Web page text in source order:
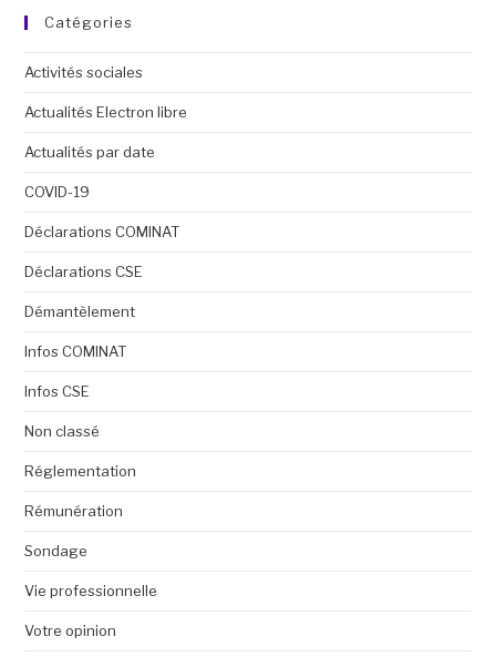
Catégories
Activités sociales
Actualités Electron libre
Actualités par date
COVID-19
Déclarations COMINAT
Déclarations CSE
Démantèlement
Infos COMINAT
Infos CSE
Non classé
Réglementation
Rémunération
Sondage
Vie professionnelle
Votre opinion